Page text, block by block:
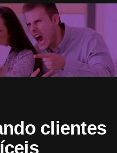
clientes